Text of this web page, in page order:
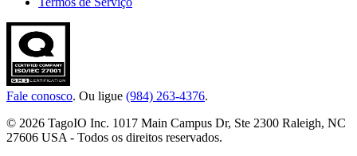
Fale conosco. Ou ligue (984) 263-4376.
© 2026 TagoIO Inc. 1017 Main Campus Dr, Ste 2300 Raleigh, NC
27606 USA - Todos os direitos reservados.